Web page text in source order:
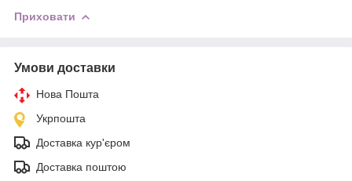
Приховати
Умови доставки
Нова Пошта
Укрпошта
Доставка кур'єром
Доставка поштою